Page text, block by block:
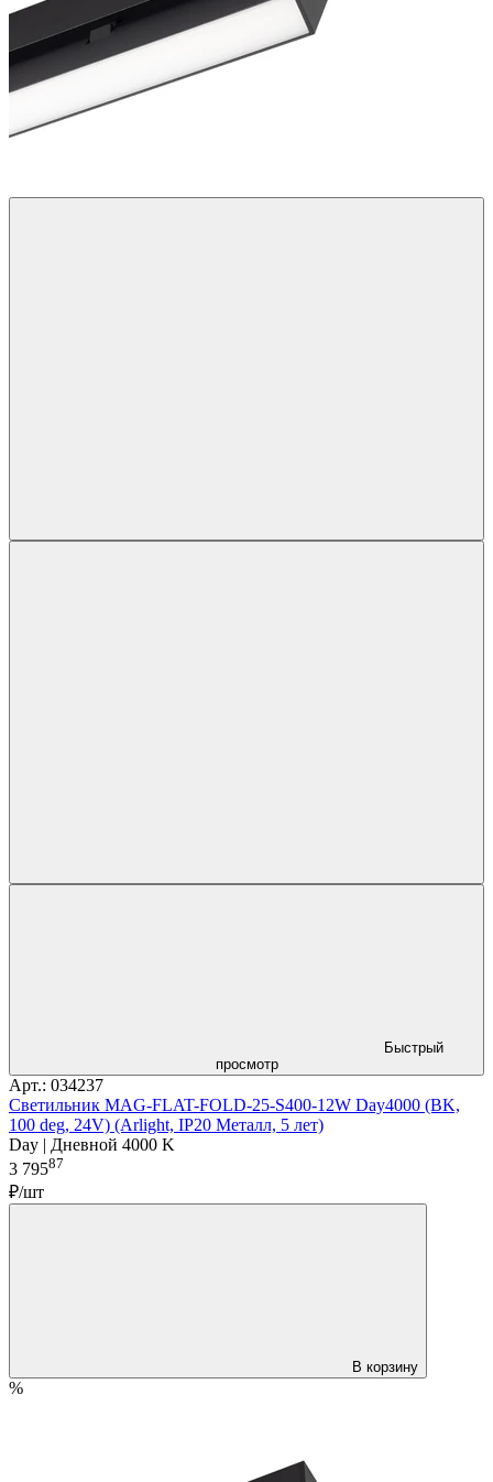
Быстрый
просмотр
Арт.: 034237
Светильник MAG-FLAT-FOLD-25-S400-12W Day4000 (BK,
100 deg, 24V) (Arlight, IP20 Металл, 5 лет)
Day | Дневной 4000 K
3 79587
₽/шт
В корзину
%